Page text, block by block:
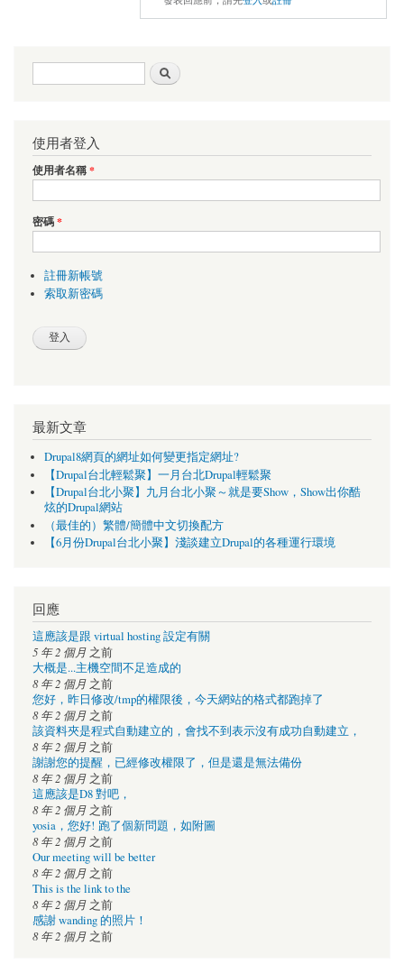
搜尋表單
使用者登入
使用者名稱*
密碼*
註冊新帳號
索取新密碼
最新文章
Drupal8網頁的網址如何變更指定網址?
【Drupal台北輕鬆聚】一月台北Drupal輕鬆聚
【Drupal台北小聚】九月台北小聚～就是要Show，Show出你酷
炫的Drupal網站
（最佳的）繁體/簡體中文切換配方
【6月份Drupal台北小聚】淺談建立Drupal的各種運行環境
回應
這應該是跟 virtual hosting 設定有關
5 年 2 個月 之前
大概是...主機空間不足造成的
8 年 2 個月 之前
您好，昨日修改/tmp的權限後，今天網站的格式都跑掉了
8 年 2 個月 之前
該資料夾是程式自動建立的，會找不到表示沒有成功自動建立，
8 年 2 個月 之前
謝謝您的提醒，已經修改權限了，但是還是無法備份
8 年 2 個月 之前
這應該是D8 對吧，
8 年 2 個月 之前
yosia，您好! 跑了個新問題，如附圖
8 年 2 個月 之前
Our meeting will be better
8 年 2 個月 之前
This is the link to the
8 年 2 個月 之前
感謝 wanding 的照片！
8 年 2 個月 之前